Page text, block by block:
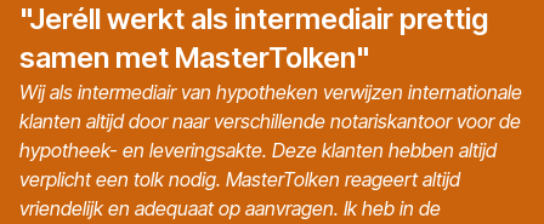
"Jeréll werkt als intermediair prettig
samen met MasterTolken"
Wij als intermediair van hypotheken verwijzen internationale
klanten altijd door naar verschillende notariskantoor voor de
hypotheek- en leveringsakte. Deze klanten hebben altijd
verplicht een tolk nodig. MasterTolken reageert altijd
vriendelijk en adequaat op aanvragen. Ik heb in de